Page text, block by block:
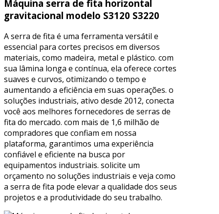
Máquina serra de fita horizontal
gravitacional modelo S3120 S3220
A serra de fita é uma ferramenta versátil e
essencial para cortes precisos em diversos
materiais, como madeira, metal e plástico. com
sua lâmina longa e contínua, ela oferece cortes
suaves e curvos, otimizando o tempo e
aumentando a eficiência em suas operações. o
soluções industriais, ativo desde 2012, conecta
você aos melhores fornecedores de serras de
fita do mercado. com mais de 1,6 milhão de
compradores que confiam em nossa
plataforma, garantimos uma experiência
confiável e eficiente na busca por
equipamentos industriais. solicite um
orçamento no soluções industriais e veja como
a serra de fita pode elevar a qualidade dos seus
projetos e a produtividade do seu trabalho.